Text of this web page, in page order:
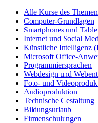
Alle Kurse des
Computer-Grundlagen
Smartphones und
Internet und Social
Künstliche Intelligenz
Microsoft Office-
Programmiersprachen
Webdesign und
Foto- und
Audioproduktion
Technische Gestaltung
Bildungsurlaub
Firmenschulungen